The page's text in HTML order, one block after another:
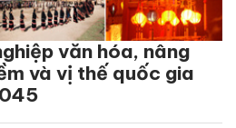
văn hóa, nâng
và vị thế quốc gia